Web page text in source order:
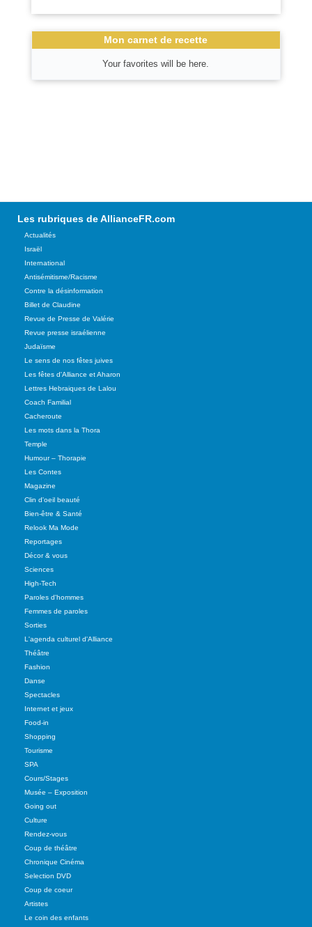
Mon carnet de recette
Your favorites will be here.
Les rubriques de AllianceFR.com
Actualités
Israël
International
Antisémitisme/Racisme
Contre la désinformation
Billet de Claudine
Revue de Presse de Valérie
Revue presse israélienne
Judaïsme
Le sens de nos fêtes juives
Les fêtes d'Alliance et Aharon
Lettres Hebraiques de Lalou
Coach Familial
Cacheroute
Les mots dans la Thora
Temple
Humour – Thorapie
Les Contes
Magazine
Clin d'oeil beauté
Bien-être & Santé
Relook Ma Mode
Reportages
Décor & vous
Sciences
High-Tech
Paroles d'hommes
Femmes de paroles
Sorties
L'agenda culturel d'Alliance
Théâtre
Fashion
Danse
Spectacles
Internet et jeux
Food-in
Shopping
Tourisme
SPA
Cours/Stages
Musée – Exposition
Going out
Culture
Rendez-vous
Coup de théâtre
Chronique Cinéma
Selection DVD
Coup de coeur
Artistes
Le coin des enfants